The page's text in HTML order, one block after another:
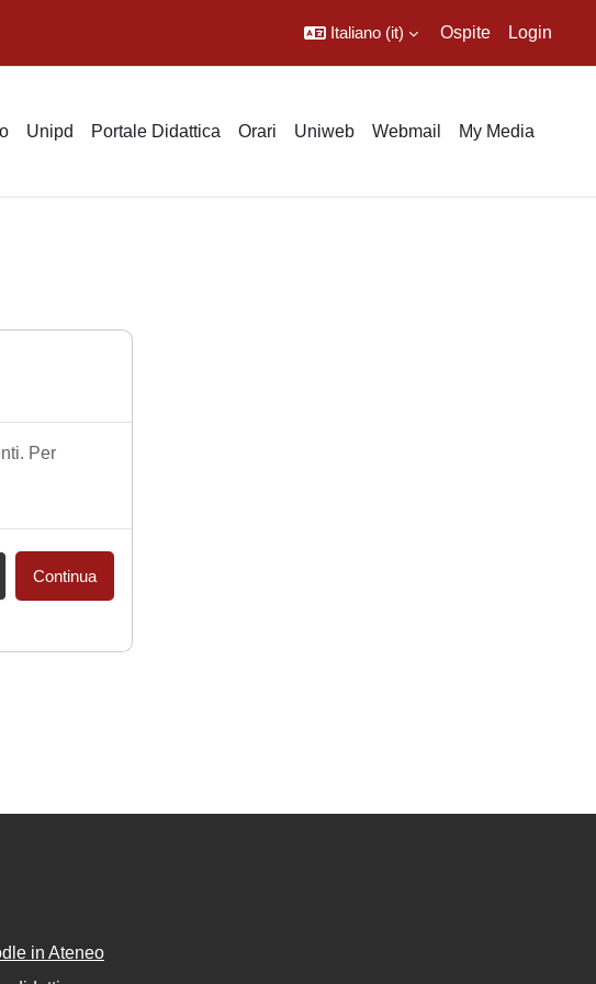
Italiano ‎(it)‎ Ospite Login
Unipd Portale Didattica Orari Uniweb Webmail My Media
Per
Continua
in Ateneo